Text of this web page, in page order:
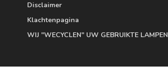
Disclaimer
Klachtenpagina
WIJ "WECYCLEN" UW GEBRUIKTE LAMPEN